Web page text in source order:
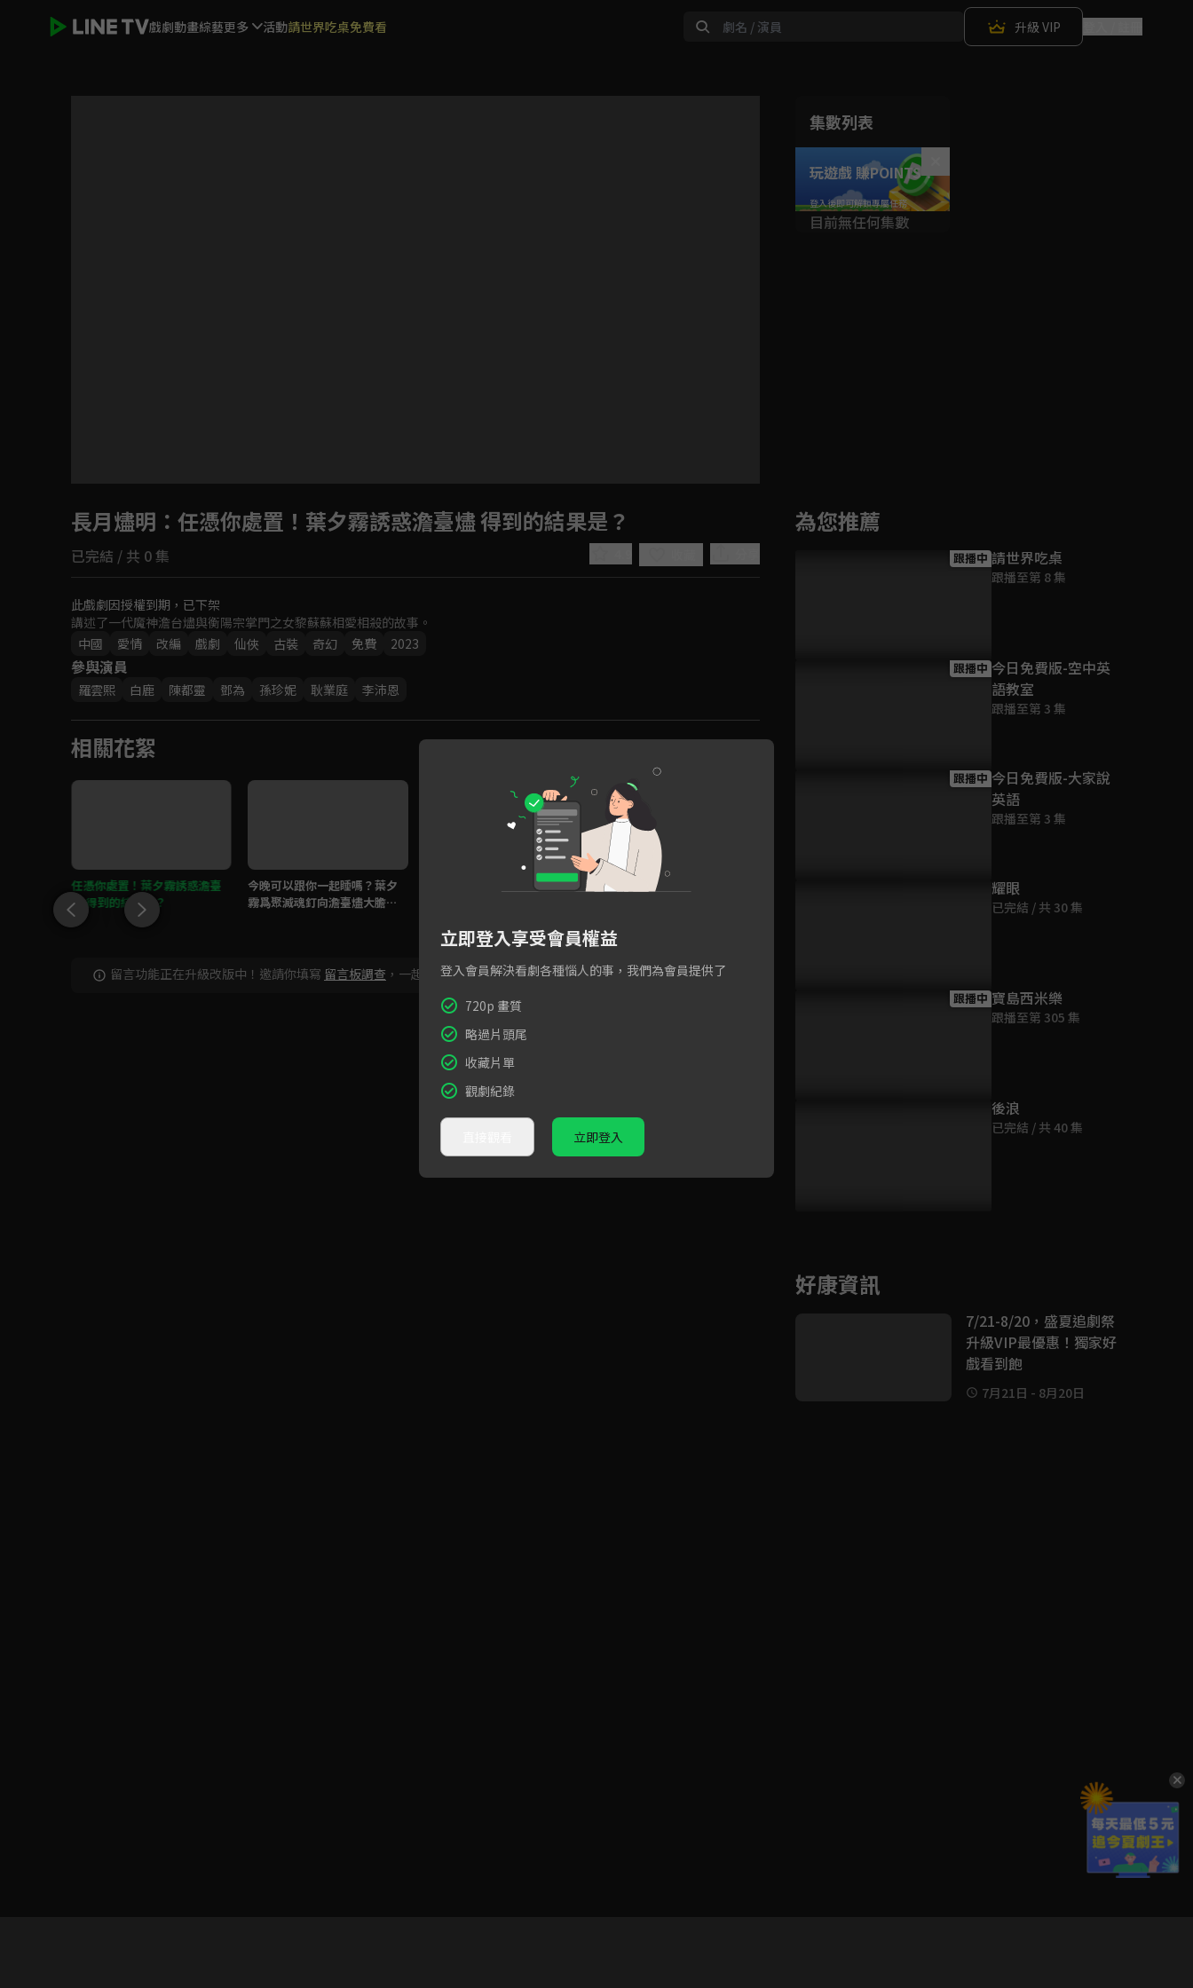
戲劇動畫綜藝更多 活動請世界吃桌免費看 升級 VIP
Video
集數列表
玩遊戲 賺POINTS！
目前無任何集數
長月燼明 ：任憑你處置！葉夕霧誘惑澹臺燼 得到的結果是？
已完結 / 共 0 集
此戲劇因授權到期，已下架
講述了一代魔神澹台燼與衡陽宗掌門之女黎蘇蘇相愛相殺的故事。
中國
愛情 改編 戲劇 仙俠 古裝 奇幻 免費 2023
參與演員
羅雲熙 白鹿 陳都靈 鄧為 孫珍妮 耿業庭 李沛恩
相關花絮
任憑你處置！葉夕霧誘惑澹臺
燼 得到的結果是？
今晚可以跟你一起睡嗎？葉夕
霧爲聚滅魂釘向澹臺燼大膽示
「我只做你愛的冥夜戰神！」
遲來的道歉與告白！冥夜替桑
血債血償 桑酒詔告天下要滅天
歡聖女全族！
留言功能正在升級改版中！邀請你填寫 留言板調查 ，一起共創新版留言功能！ 顯示更多
為您推薦
跟播中 請世界吃桌
跟播至第 8 集
跟播中 今日免費版-空中英
語教室
跟播至第 3 集
跟播中 今日免費版-大家說
英語
跟播至第 3 集
耀眼
已完結 / 共 30 集
跟播中 寶島西米樂
跟播至第 305 集
後浪
已完結 / 共 40 集
好康資訊
7/21-8/20，盛夏追劇祭
升級VIP最優惠！獨家好
戲看到飽
7月21日 - 8月20日
立即登入享受會員權益
登入會員解決看劇各種惱人的事，我們為會員提供了
720p 畫質
略過片頭尾
收藏片單
觀劇紀錄
立即登入